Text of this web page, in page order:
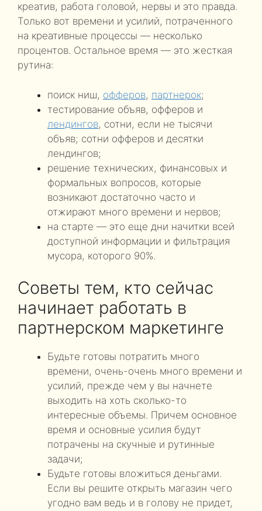
креатив, работа головой, нервы и это правда.
Только вот времени и усилий, потраченного
на креативные процессы — несколько
процентов. Остальное время — это жесткая
рутина:
поиск ниш, офферов, партнерок;
тестирование объяв, офферов и
лендингов, сотни, если не тысячи
объяв; сотни офферов и десятки
лендингов;
решение технических, финансовых и
формальных вопросов, которые
возникают достаточно часто и
отжирают много времени и нервов;
на старте — это еще дни начитки всей
доступной информации и фильтрация
мусора, которого 90%.
Советы тем, кто сейчас
начинает работать в
партнерском маркетинге
Будьте готовы потратить много
времени, очень-очень много времени и
усилий, прежде чем у вы начнете
выходить на хоть сколько-то
интересные объемы. Причем основное
время и основные усилия будут
потрачены на скучные и рутинные
задачи;
Будьте готовы вложиться деньгами.
Если вы решите открыть магазин чего
угодно вам ведь и в голову не придет,